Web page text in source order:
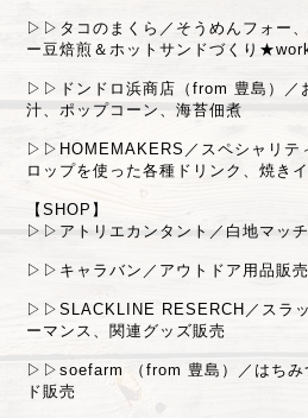
▷▷タコのまくら／そうめんフォー
ー豆焙煎＆ホットサンドづくり
▷▷ドンドロ浜商店（from 豊島）／
汁、ポップコーン、海苔佃煮
▷▷HOMEMAKERS／スペシャリテ
ロップを使った各種ドリンク、焼き
【SHOP】
▷▷アトリエカンタント／白地マッ
▷▷キャラバン／アウトドア用品販売
▷▷SLACKLINE RESERCH／スラ
ーマンス、関連グッズ販売
▷▷soefarm （from 豊島）／はちみ
ド販売